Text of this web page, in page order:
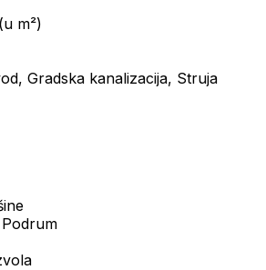
m²)
Gradska kanalizacija, Struja